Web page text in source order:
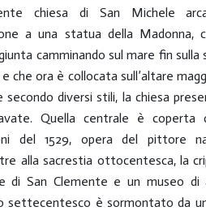
chiesa di San Michele
a una statua della Madonna,
camminando sul mare fin
e che ora è collocata sull’altare
secondo diversi stili, la chiesa
Quella centrale è
del 1529, opera del pittore
alla sacrestia ottocentesca, la
di San Clemente e un museo di
settecentesco è sormontato da